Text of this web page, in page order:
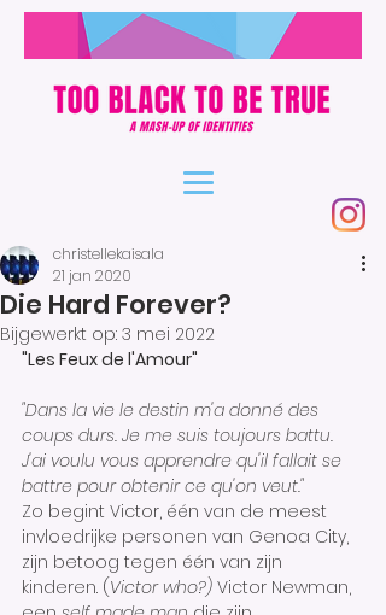
Die Hard Forever?
christellekaisala
21 jan 2020
Bijgewerkt op: 3 mei 2022
"Les Feux de l'Amour"
"Dans la vie le destin m'a donné des
coups durs. Je me suis toujours battu.
J'ai voulu vous apprendre qu'il fallait se
battre pour obtenir ce qu'on veut."
Zo begint Victor, één van de meest
invloedrijke personen van Genoa City,
zijn betoog tegen één van zijn
kinderen. (Victor who?) Victor Newman,